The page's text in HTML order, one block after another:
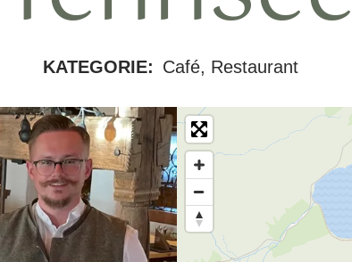
KATEGORIE: Café, Restaurant